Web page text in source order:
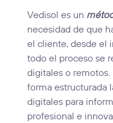
Vedisol es un
necesidad de que
el cliente, desde el
todo el proceso se
digitales o remotos.
forma estructurada
digitales para
profesional e